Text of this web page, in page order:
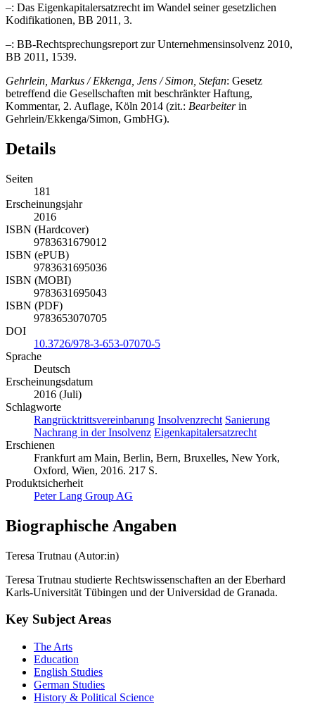
–: Das Eigenkapitalersatzrecht im Wandel seiner gesetzlichen
Kodifikationen, BB 2011, 3.
–: BB-Rechtsprechungsreport zur Unternehmensinsolvenz 2010,
BB 2011, 1539.
Gehrlein, Markus / Ekkenga, Jens / Simon, Stefan: Gesetz
betreffend die Gesellschaften mit beschränkter Haftung,
Kommentar, 2. Auflage, Köln 2014 (zit.: Bearbeiterin
Gehrlein/Ekkenga/Simon, GmbHG).
Details
Seiten
181
Erscheinungsjahr
2016
ISBN (Hardcover)
9783631679012
ISBN (ePUB)
9783631695036
ISBN (MOBI)
9783631695043
ISBN (PDF)
9783653070705
DOI
10.3726/978-3-653-07070-5
Sprache
Deutsch
Erscheinungsdatum
2016 (Juli)
Schlagworte
Rangrücktrittsvereinbarung Insolvenzrecht Sanierung
Nachrang in der Insolvenz Eigenkapitalersatzrecht
Erschienen
Frankfurt am Main, Berlin, Bern, Bruxelles, New York,
Oxford, Wien, 2016. 217 S.
Produktsicherheit
Peter Lang Group AG
Biographische Angaben
Teresa Trutnau (Autor:in)
Teresa Trutnau studierte Rechtswissenschaften an der Eberhard
Karls-Universität Tübingen und der Universidad de Granada.
Key Subject Areas
The Arts
Education
English Studies
German Studies
History & Political Science